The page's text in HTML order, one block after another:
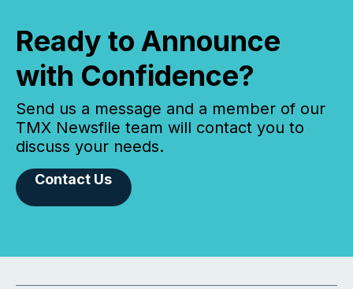
Ready to Announce
with Confidence?
Send us a message and a member of our
TMX Newsfile team will contact you to
discuss your needs.
Contact Us